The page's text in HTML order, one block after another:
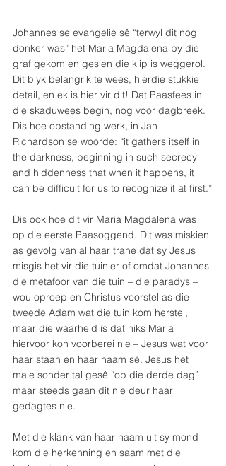
Johannes se evangelie sê “terwyl dit nog
donker was” het Maria Magdalena by die
graf gekom en gesien die klip is weggerol.
Dit blyk belangrik te wees, hierdie stukkie
detail, en ek is hier vir dit! Dat Paasfees in
die skaduwees begin, nog voor dagbreek.
Dis hoe opstanding werk, in Jan
Richardson se woorde: “it gathers itself in
the darkness, beginning in such secrecy
and hiddenness that when it happens, it
can be difficult for us to recognize it at first.”
Dis ook hoe dit vir Maria Magdalena was
op die eerste Paasoggend. Dit was miskien
as gevolg van al haar trane dat sy Jesus
misgis het vir die tuinier of omdat Johannes
die metafoor van die tuin – die paradys –
wou oproep en Christus voorstel as die
tweede Adam wat die tuin kom herstel,
maar die waarheid is dat niks Maria
hiervoor kon voorberei nie – Jesus wat voor
haar staan en haar naam sê. Jesus het
male sonder tal gesê “op die derde dag”
maar steeds gaan dit nie deur haar
gedagtes nie.
Met die klank van haar naam uit sy mond
kom die herkenning en saam met die